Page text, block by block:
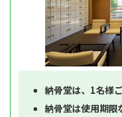
納骨堂は、1名様
納骨堂は使用期限